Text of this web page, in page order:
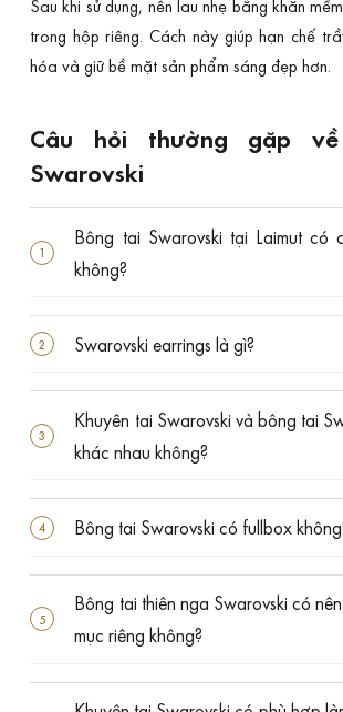
Sau khi sử dụng, nên lau nhẹ bằng khăn
trong hộp riêng. Cách này giúp hạn chế
hóa và giữ bề mặt sản phẩm sáng đẹp hơn.
Câu hỏi thường gặp
Swarovski
Bông tai Swarovski tại Laimut có
không?
Swarovski earrings là gì?
Khuyên tai Swarovski và bông tai
khác nhau không?
Bông tai Swarovski có fullbox
Bông tai thiên nga Swarovski có
mục riêng không?